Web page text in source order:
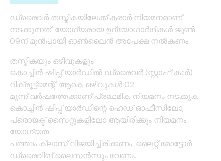
ഡ്രൈവർ തസ്തികയിലേക്ക് കരാര്‍ നിയമനമാണ്
നടക്കുന്നത്. യോഗ്യരായ ഉദ്യോഗാര്‍ഥികള്‍ ജൂണ്‍
09ന് മുന്‍പായി ഓണ്‍ലൈന്‍ അപേക്ഷ നല്‍കണം.
തസ്തികയും ഒഴിവുകളും
കൊച്ചിന്‍ ഷിപ്പ് യാര്‍ഡില്‍ ഡ്രൈവര്‍ (സ്റ്റാഫ് കാര്‍)
റിക്രൂട്ട്‌മെന്റ്. ആകെ ഒഴിവുകള്‍ 02.
മൂന്ന് വര്‍ഷത്തേക്കാണ് പ്രാഥമിക നിയമനം നടക്കുക.
കൊച്ചിന്‍ ഷിപ്പ് യാര്‍ഡിന്റെ ഹെഡ് ഓഫീസിലോ,
പ്രൊജക്ട് സൈറ്റുകളിലോ ആയിരിക്കും നിയമനം.
യോഗ്യത
പത്താം ക്ലാസ് വിജയിച്ചിരിക്കണം. ലൈറ്റ് മോട്ടോര്‍
ഡ്രൈവിങ് ലൈസന്‍സും വേണം.